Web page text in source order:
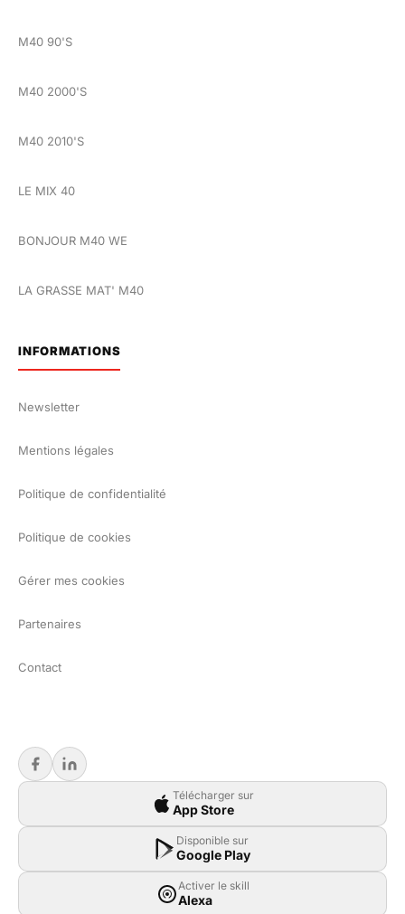
M40 90'S
M40 2000'S
M40 2010'S
LE MIX 40
BONJOUR M40 WE
LA GRASSE MAT' M40
INFORMATIONS
Newsletter
Mentions légales
Politique de confidentialité
Politique de cookies
Gérer mes cookies
Partenaires
Contact
Télécharger sur
App Store
Disponible sur
Google Play
Activer le skill
Alexa